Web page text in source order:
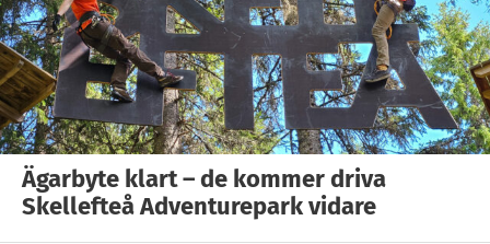
Ägarbyte klart – de kommer driva
Skellefteå Adventurepark vidare